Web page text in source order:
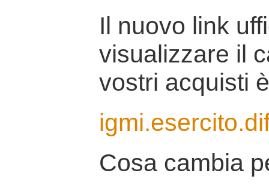
Il nuovo link
visualizzare il
vostri acquisti
Cosa cambia